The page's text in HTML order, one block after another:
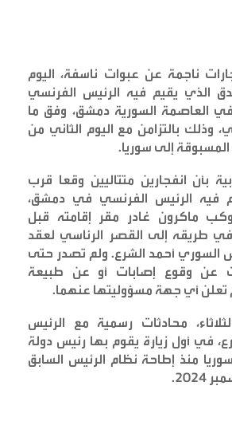
ناجمة عن عبوات ناسفة، اليوم
الذي يقيم فيه الرئيس الفرنسي
في العاصمة السورية دمشق، وفق ما
وذلك بالتزامن مع اليوم الثاني من
المسبوقة إلى سوريا.
بأن انفجارين متتاليين وقعا قرب
فيه الرئيس الفرنسي في دمشق،
ماكرون غادر مقر إقامته قبل
في طريقه إلى القصر الرئاسي لعقد
السوري أحمد الشرع. ولم تصدر حتى
عن وقوع إصابات أو عن طبيعة
تعلن أي جهة مسؤوليتها عنهما.
محادثات رسمية مع الرئيس
في أول زيارة يقوم بها رئيس دولة
منذ إطاحة نظام الرئيس السابق
.